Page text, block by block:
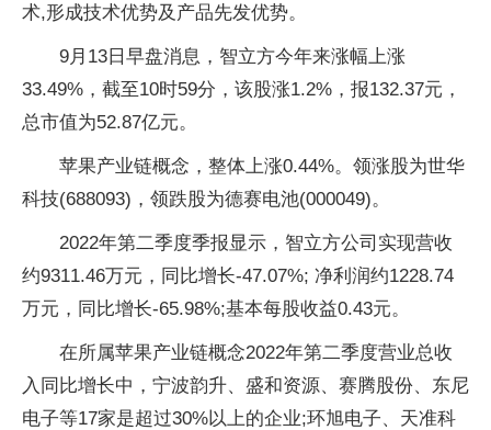
术,形成技术优势及产品先发优势。
9月13日早盘消息，智立方今年来涨幅上涨
33.49%，截至10时59分，该股涨1.2%，报132.37元，
总市值为52.87亿元。
苹果产业链概念，整体上涨0.44%。领涨股为世华
科技(688093)，领跌股为德赛电池(000049)。
2022年第二季度季报显示，智立方公司实现营收
约9311.46万元，同比增长-47.07%; 净利润约1228.74
万元，同比增长-65.98%;基本每股收益0.43元。
在所属苹果产业链概念2022年第二季度营业总收
入同比增长中，宁波韵升、盛和资源、赛腾股份、东尼
电子等17家是超过30%以上的企业;环旭电子、天准科